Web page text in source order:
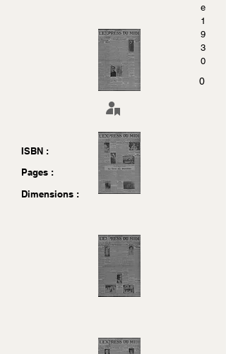
e
1
9
3
0
0
ISBN :
Pages :
Dimensions :